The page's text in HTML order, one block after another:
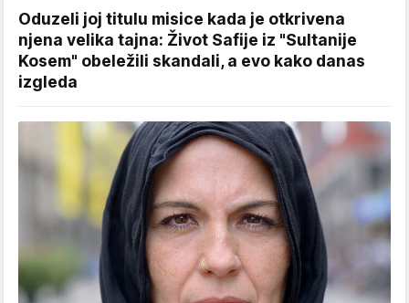
Oduzeli joj titulu misice kada je otkrivena
njena velika tajna: Život Safije iz "Sultanije
Kosem" obeležili skandali, a evo kako danas
izgleda